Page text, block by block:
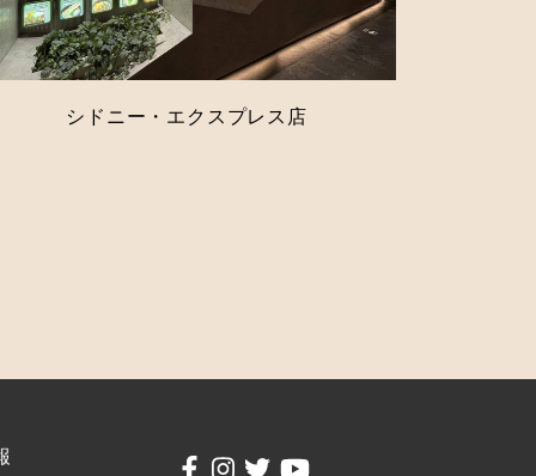
シドニー・エクスプレス店